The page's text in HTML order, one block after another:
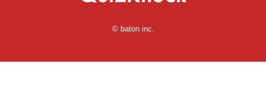
© baton inc.